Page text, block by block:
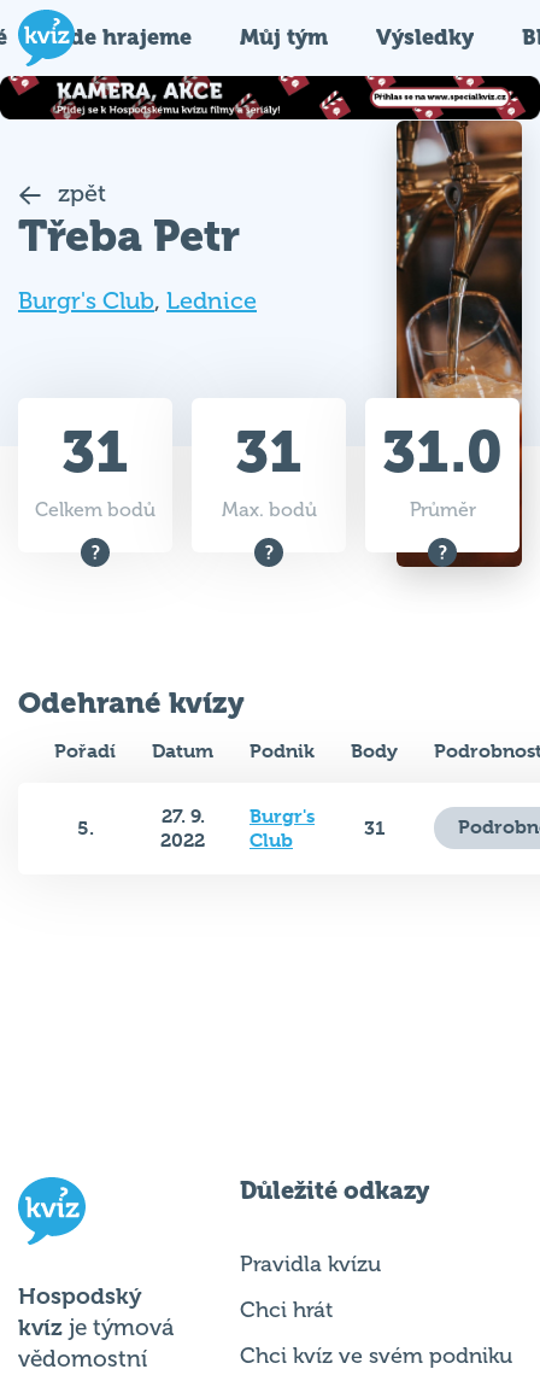
Kde hrajeme Můj tým Výsledky
zpět
Třeba Petr
Burgr's Club, Lednice
31
Celkem bodů
31
Max. bodů
31.0
Průměr
Odehrané kvízy
Pořadí Datum Podnik Body
5.
27. 9.
2022
Burgr's
Club
31
Hospodský
kvíz je týmová
vědomostní
Důležité odkazy
Pravidla kvízu
Chci hrát
Chci kvíz ve svém podniku